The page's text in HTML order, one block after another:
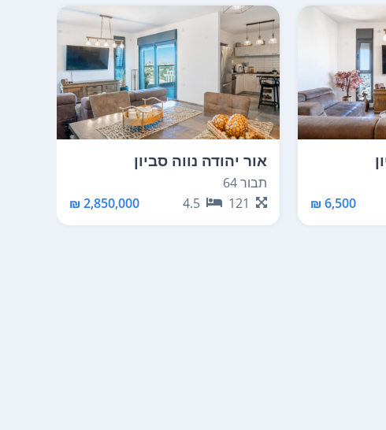
6,500 ₪
אור יהודה נווה סביון
תבור 64
121
4.5
2,850,000 ₪